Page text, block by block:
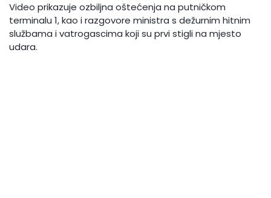
Video prikazuje ozbiljna oštećenja na putničkom
terminalu 1, kao i razgovore ministra s dežurnim hitnim
službama i vatrogascima koji su prvi stigli na mjesto
udara.